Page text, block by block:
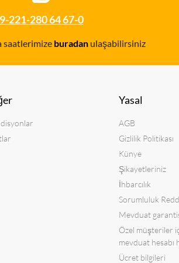
221-280 64 67-0
saatlerimize buradan ulaşabilirsiniz
Yasal
AGB
Gizlilik Politikası
Künye
Şikayetleriniz
İhbarcılık
Sorumluluk
Mevduat
Özel müşteriler
mevduat hesabı
Ücret bilgileri